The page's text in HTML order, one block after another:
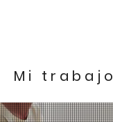
M i t r a b a j o